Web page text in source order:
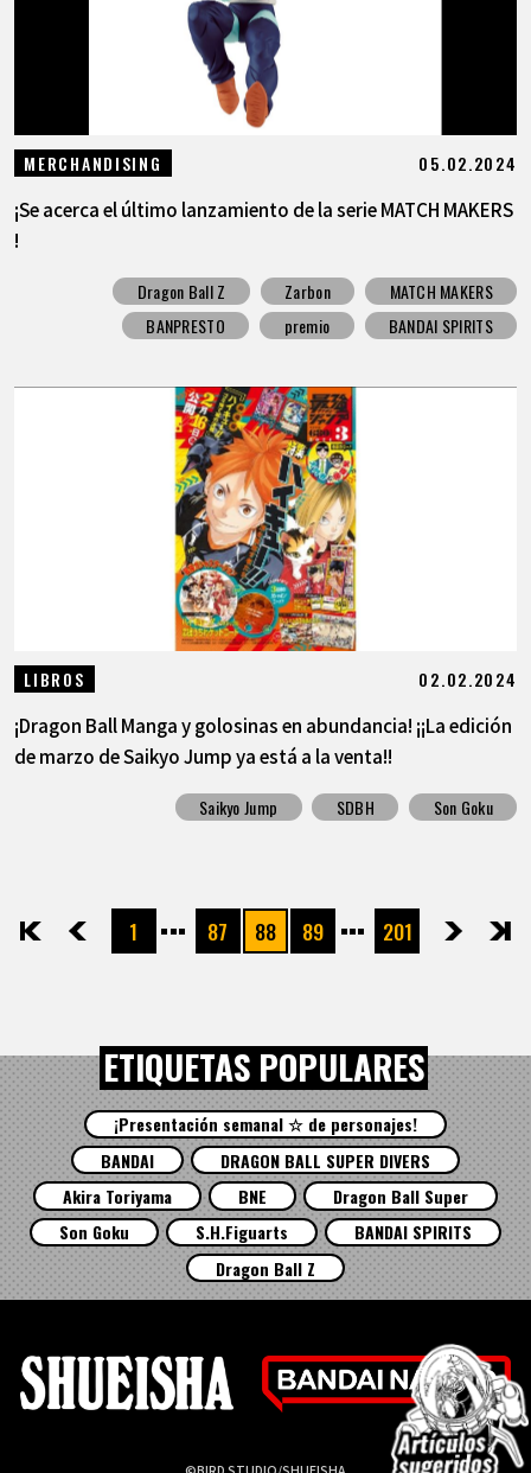
MERCHANDISING 05.02.2024
¡Se acerca el último lanzamiento de la serie MATCH MAKERS
!
Dragon Ball Z Zarbon
MATCH MAKERS
BANPRESTO
premio BANDAI SPIRITS
LIBROS 02.02.2024
¡Dragon Ball Manga y golosinas en abundancia! ¡¡La edición
de marzo de Saikyo Jump ya está a la venta!!
Saikyo Jump SDBH Son Goku
先頭 前へ1 87 88 89 201次へ最後
ETIQUETAS POPULARES
¡Presentación semanal ☆ de personajes!
BANDAI
DRAGON BALL SUPER DIVERS
Akira Toriyama
BNE
Dragon Ball Super
Son Goku
S.H.Figuarts
BANDAI SPIRITS
Dragon Ball Z